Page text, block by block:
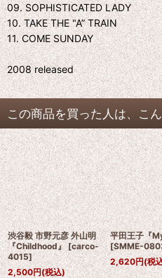
09. SOPHISTICATED LADY
10. TAKE THE "A” TRAIN
11. COME SUNDAY
2008 released
この商品を買った人は、こ
渋谷毅 市野元彦 外山明
『Childhood』 [carco-
4015]
2,500円(税込)
平田王子『
[SMME-
2,620円(税